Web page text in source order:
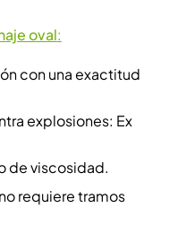
oval:
con una exactitud
explosiones: Ex
de viscosidad.
requiere tramos